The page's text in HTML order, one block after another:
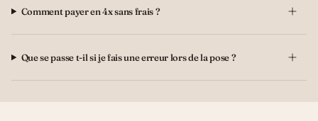
Comment payer en 4x sans frais ?
Que se passe t-il si je fais une erreur lors de la pose ?